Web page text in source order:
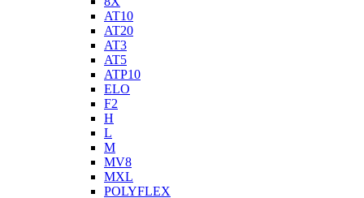
AT10
AT20
AT3
AT5
ATP10
ELO
F2
H
L
M
MV8
MXL
POLYFLEX